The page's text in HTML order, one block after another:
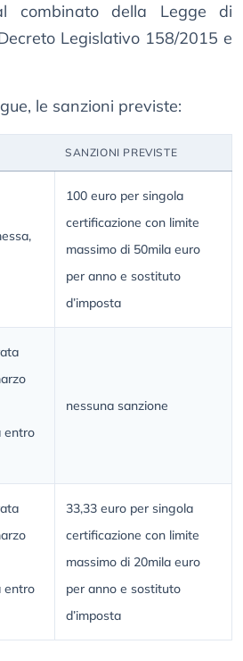
combinato della Legge di
Legislativo 158/2015 e
le sanzioni previste:
SANZIONI PREVISTE
100 euro per singola
certificazione con limite
massimo di 50mila euro
per anno e sostituto
d’imposta
entro
nessuna sanzione
entro
33,33 euro per singola
certificazione con limite
massimo di 20mila euro
per anno e sostituto
d’imposta